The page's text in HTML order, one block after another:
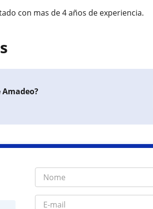
con mas de 4 años de experiencia.
Amadeo?